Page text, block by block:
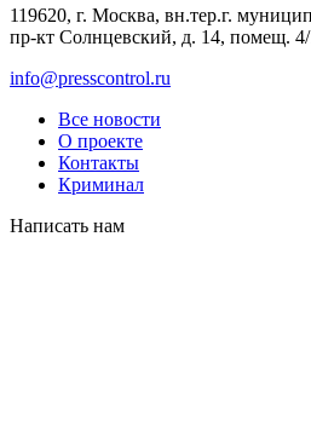
119620, г. Москва, вн.тер.г.
пр-кт Солнцевский, д. 14, помещ. 4/
info@presscontrol.ru
Все новости
О проекте
Контакты
Криминал
Написать нам